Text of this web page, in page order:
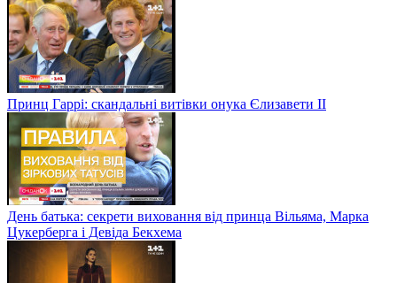
Принц Гаррі: скандальні витівки онука Єлизавети II
День батька: секрети виховання від принца Вільяма, Марка
Цукерберга і Девіда Бекхема